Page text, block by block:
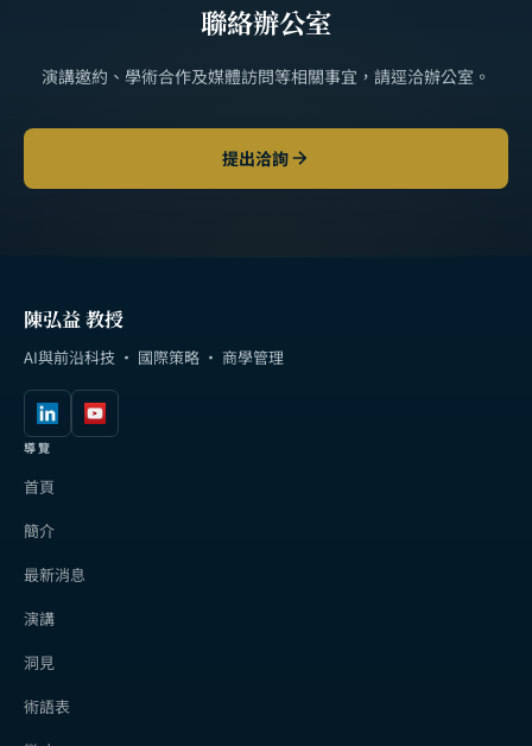
聯絡辦公室
演講邀約、學術合作及媒體訪問等相關事宜，請逕洽辦公室。
提出洽詢
陳弘益 教授
AI與前沿科技 · 國際策略 · 商學管理
導覽
首頁
簡介
最新消息
演講
洞見
術語表